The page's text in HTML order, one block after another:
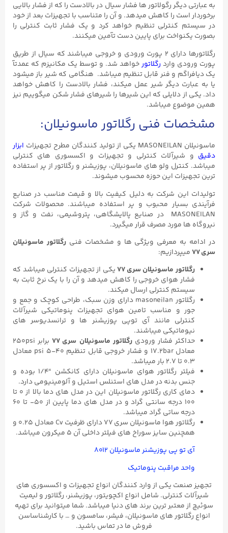
به عبارتی دیگر رگولاتور ها فشار سیال در بالادست را که از فشار بالایی
برخوردار است را کاهش میدهد. و آن را متناسب با تجهیزات بعد از خود
در سیستم کنترلی تنظیم خواهد کرد و یک فشار ثابت کنترلی را
بصورت یکنواخت برای پایین دست تآمین میکنند.
رگلاتورها دارای ۲ پورت ورودی و خروجی میباشند که سیال از طریق
پورت ورودی وارد رگلاتورخواهد شد. و توسط یک مکانیزم که عمدتآ
یک دیافراگم و فنر قابل تنظیم میباشد. هنگامی که شیر باز میشود
یا به عبارت دیگر شیر عمل میکند، فشار بالادست را کاهش خواهد
داد. یکی از دلایلی که این شیرها را شیرهای فشار شکن میگوییم نیز
همین موضوع میباشد.
مشخصات فنی رگلاتور ماسونیلان:
ماسونیلان MASONEILAN یکی از تولید کنندگان مطرح تجهیزات
ابزار
دقیق و شیرآلات کنترلی و تجهیزات و اکسسوری های کنترلی
میباشد. کنترل ولو های ماسونیلان، پوزیشنر و رگلاتور از پر استفاده
ترین تجهیزات این حوزه محسوب میشوند.
تولیدات این شرکت به دلیل کیفیت بالا و قیمت مناسب در صنایع
فرآیندی بسیار محبوب و پر استفاده میباشند. محصولات شرکت
MASONEILAN در صنایع پالایشگاهی، پتروشیمی، نفت و گاز و
نیروگاه ها مورد مصرف قرار میگیرد.
در ادامه به معرفی ویژگی ها و مشخصات فنی رگلاتور ماسونیلان
سری ۷۷
میپردازیم:
رگلاتور ماسونیلان سری ۷۷
یکی از تجهیزات کنترلی میباشد که
فشار هوای خروجی را کاهش میدهد و آن را با یک نرخ ثابت به
سیستم کنترلی ارسال میکند.
رگلاتور masoneilan دارای وزن سبک، طراحی کوچک و جمع و
جور و مناسب تامین هوای تجهیزات پنوماتیکی شیرآلات
کنترلی مانند آی توپی پوزیشنر ها و ترانسدیوسر های
نیوماتیکی میباشند.
حداکثر فشار ورودیرگلاتور ماسونیلان سری ۷۷
برابر 250psi
معادل ۱۷.2bar و فشار خروجی قابل تنظیم ۴۰-۵ psi معادل
۰.۳ تا ۲.۷ بار میباشد.
فیلتر رگلاتور هوای ماسونیلان دارای کانکشن “۱/۴ بوده و
جنس بدنه در مدل های استنلس استیل و آلومینیومی دارد.
دمای کاری رگلاتور ماسونیلان این در مدل های دما بالا از ۰ تا
۱۰۰ درجه سانتی گراد و در مدل های دما پایین از ۵۰- تا ۶۰
درجه ساتی گراد میباشد.
رگلاتور هوا ماسونیلان سری ۷۷ دارای ظرفیت Cv معادل ۰.۲۵ و
همچنین سایز سوراخ های فیلتر داخلی آن ۵ میکرون میباشد.
آی تو پی پوزیشنر ماسونیلان ۸۰۱۲
واحد مراقبت پنوماتیک
تجهیز صنعت یکی از وارد کنندگان انواع تجهیزات و اکسسوری های
شیرآلات کنترلی. شامل انواع اکچویتور، پوزیشنر، رگلاتور و لیمیت
سوئیچ از معتبر ترین برند های دنیا میباشد. شما میتوانید برای تهیه
انواع رگلاتور های ماسونیلان، فیشر، سامسون و … با کارشناساسن
فروش ما در تماس باشید.